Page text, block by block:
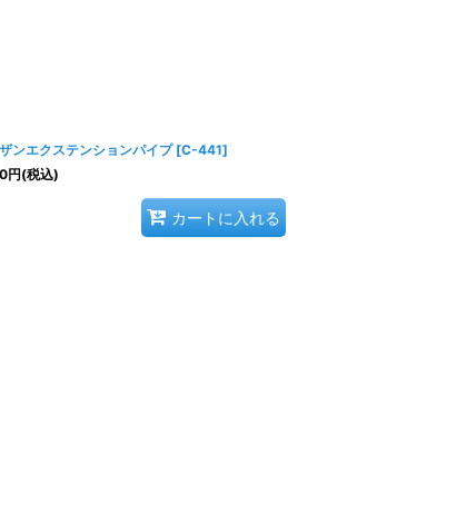
ンエクステンションパイプ [C-441]
円(税込)
カートに入れる